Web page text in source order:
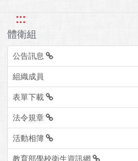
:::
體衛組
公告訊息
組織成員
表單下載
法令規章
活動相簿
教育部學校衛生資訊網